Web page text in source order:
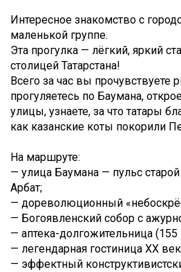
Интересное знакомство с
маленькой группе.
Эта прогулка — лёгкий, яркий
столицей Татарстана!
Всего за час вы прочувствуете
прогуляетесь по Баумана,
улицы, узнаете, за что татары
как казанские коты покорили
На маршруте:
— улица Баумана — пульс
Арбат;
— дореволюционный
— Богоявленский собор с
— аптека-долгожительница (155
— легендарная гостиница XX
— эффектный